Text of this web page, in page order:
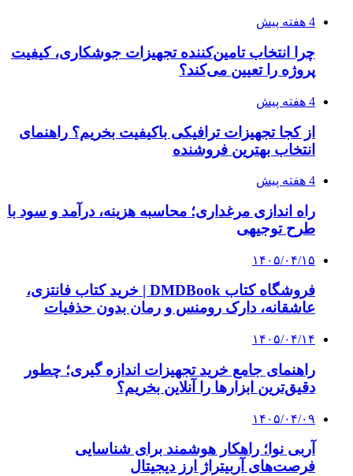
4 هفته پیش
چرا انتخاب تامین‌کننده تجهیزات جوشکاری، کیفیت
پروژه را تعیین می‌کند؟
4 هفته پیش
از کجا تجهیزات ترافیکی باکیفیت بخریم؟ راهنمای
انتخاب بهترین فروشنده
4 هفته پیش
راه اندازی مرغداری؛ محاسبه هزینه، درآمد و سود با
طرح توجیهی
۱۴۰۵/۰۴/۱۵
فروشگاه کتاب DMDBook | خرید کتاب فانتزی،
عاشقانه، دارک رومنس و رمان بدون حذفیات
۱۴۰۵/۰۴/۱۴
راهنمای جامع خرید تجهیزات اندازه گیری؛ چطور
دقیق‌ترین ابزارها را آنلاین بخریم؟
۱۴۰۵/۰۴/۰۹
آربی نوا؛ راهکار هوشمند برای شناسایی
فرصت‌های آربیتراژ ارز دیجیتال